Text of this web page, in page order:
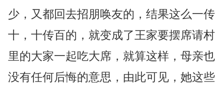
少，又都回去招朋唤友的，结果这么一传
十，十传百的，就变成了王家要摆席请村
里的大家一起吃大席，就算这样，母亲也
没有任何后悔的意思，由此可见，她这些